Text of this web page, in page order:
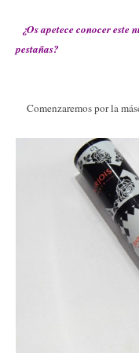
¿Os apetece conocer este
pestañas?
Comenzaremos por la